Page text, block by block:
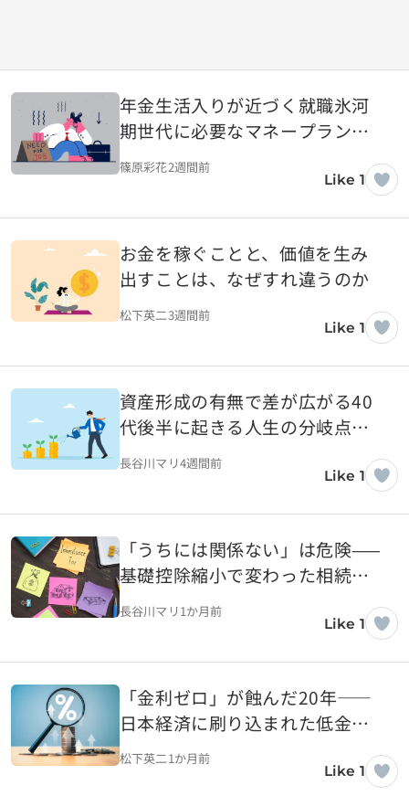
年金生活入りが近づく就職氷河
期世代に必要なマネープランと
は
篠原彩花2週間前
Like 1
お金を稼ぐことと、価値を生み
出すことは、なぜすれ違うのか
松下英二3週間前
Like 1
資産形成の有無で差が広がる40
代後半に起きる人生の分岐点と
は
長谷川マリ4週間前
Like 1
「うちには関係ない」は危険——
基礎控除縮小で変わった相続税
の常識
長谷川マリ 1か月前
Like 1
「金利ゼロ」が蝕んだ20年――
日本経済に刷り込まれた低金利
依存の正体
松下英二1か月前
Like 1